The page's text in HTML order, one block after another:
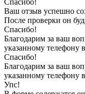
Ваш отзыв успешно
После проверки он
Спасибо!
Благодарим за ваш
указанному телефону
Спасибо!
Благодарим за ваш
указанному телефону
Упс!